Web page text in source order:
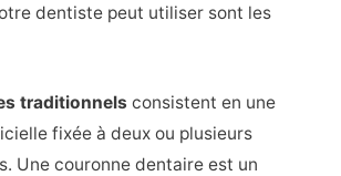
dentiste peut utiliser sont les
traditionnels consistent en une
fixée à deux ou plusieurs
Une couronne dentaire est un